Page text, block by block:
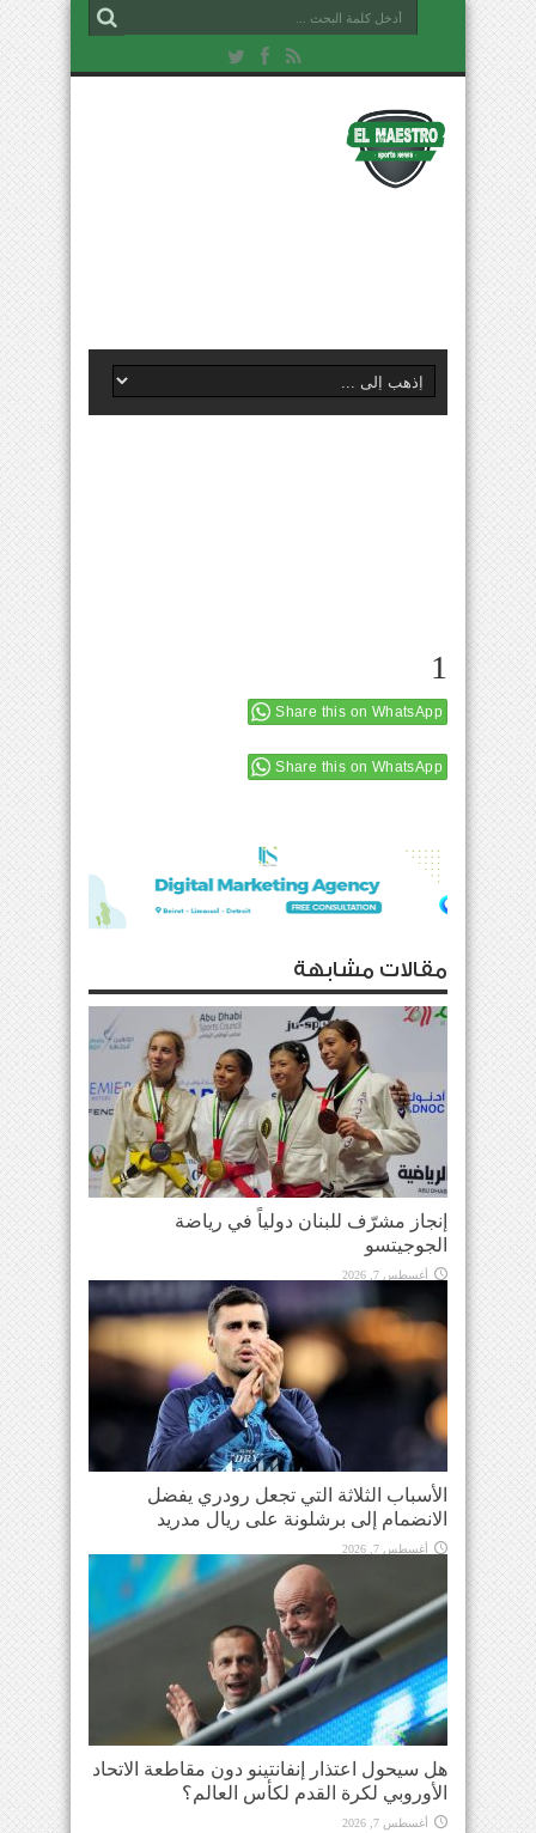
1
Share this on WhatsApp
Share this on WhatsApp
مقالات مشابهة
إنجاز مشرّف للبنان دولياً في رياضة
الجوجيتسو
أغسطس 7, 2026
الأسباب الثلاثة التي تجعل رودري يفضل
الانضمام إلى برشلونة على ريال مدريد
أغسطس 7, 2026
هل سيحول اعتذار إنفانتينو دون مقاطعة الاتحاد
الأوروبي لكرة القدم لكأس العالم؟
أغسطس 7, 2026